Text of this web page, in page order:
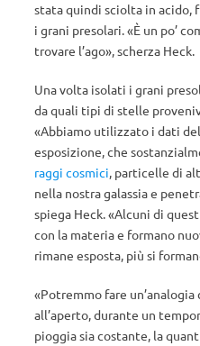
stata quindi sciolta in acido,
i grani presolari. «È un po’
trovare l’ago», scherza Heck.
Una volta isolati i grani
da quali tipi di stelle
«Abbiamo utilizzato i dati
esposizione, che
raggi cosmici, particelle di
nella nostra galassia e
spiega Heck. «Alcuni di
con la materia e formano
rimane esposta, più si
«Potremmo fare
all’aperto, durante un
pioggia sia costante, la